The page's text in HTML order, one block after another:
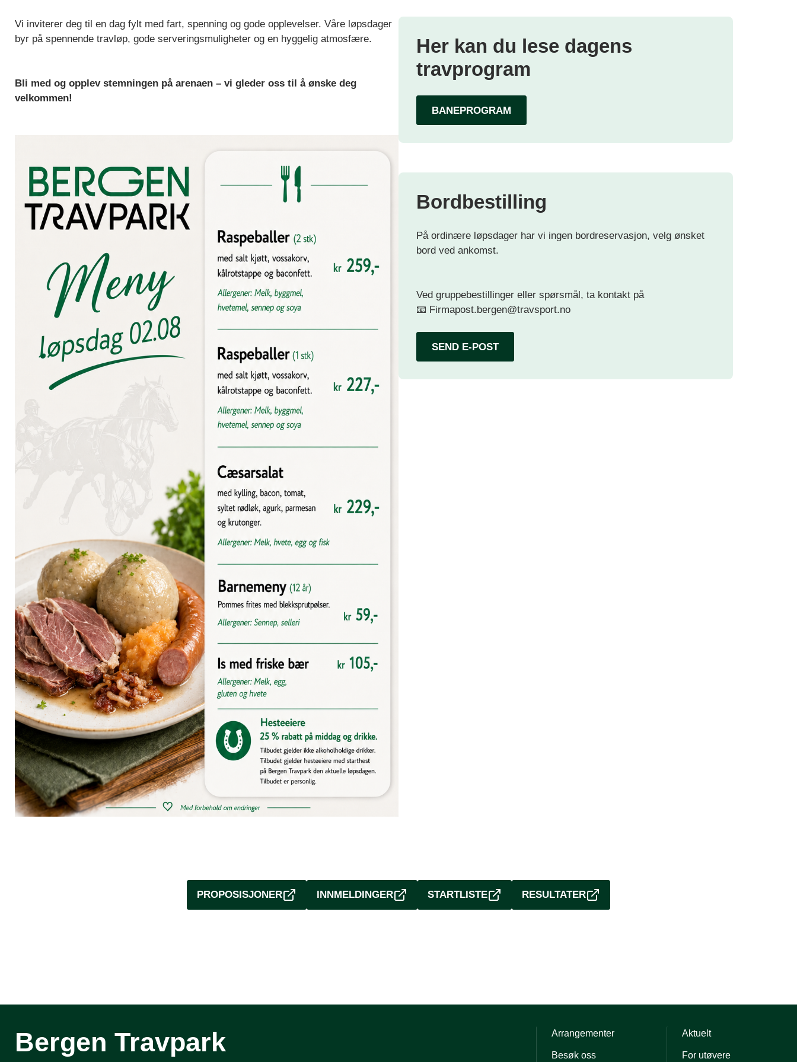
Vi inviterer deg til en dag fylt med fart, spenning og gode opplevelser. Våre løpsdager
byr på spennende travløp, gode serveringsmuligheter og en hyggelig atmosfære.
Bli med og opplev stemningen på arenaen – vi gleder oss til å ønske deg
velkommen!
Her kan du lese dagens
travprogram
BANEPROGRAM
Bordbestilling
På ordinære løpsdager har vi ingen bordreservasjon, velg ønsket
bord ved ankomst.
Ved gruppebestillinger eller spørsmål, ta kontakt på
📧 Firmapost.bergen@travsport.no
SEND E-POST
PROPOSISJONER INNMELDINGER STARTLISTE RESULTATER
Bergen Travpark Arrangementer
Besøk oss
Aktuelt
For utøvere